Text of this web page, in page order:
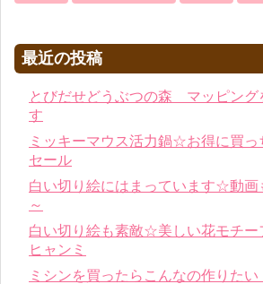
最近の投稿
とびだせどうぶつの森 マッピング
す
ミッキーマウス活力鍋☆お得に買っ
セール
白い切り絵にはまっています☆動画
～
白い切り絵も素敵☆美しい花モチ
ヒャンミ
ミシンを買ったらこんなの作りたい